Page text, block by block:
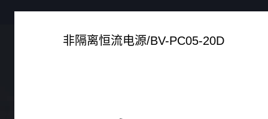
非隔离恒流电源/BV-PC05-20D